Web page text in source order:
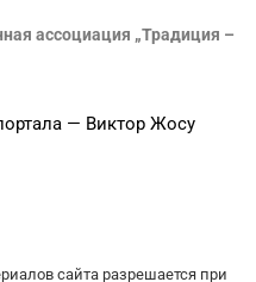
ассоциация „Традиция –
— Виктор Жосу
сайта разрешается при